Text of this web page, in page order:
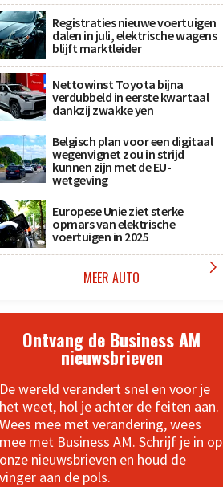
Registraties nieuwe voertuigen
dalen in juli, elektrische wagens
blijft marktleider
Nettowinst Toyota bijna
verdubbeld in eerste kwartaal
dankzij zwakke yen
Belgisch plan voor een digitaal
wegenvignet zou in strijd
kunnen zijn met de EU-
wetgeving
Europese Unie ziet sterke
opmars van elektrische
voertuigen in 2025
MEER AUTO 
Ontvang de Business AM
nieuwsbrieven
De wereld verandert snel en voor je
het weet, hol je achter de feiten aan.
Wees mee met verandering, wees
mee met Business AM. Schrijf je in op
onze nieuwsbrieven en houd de
vinger aan de pols.